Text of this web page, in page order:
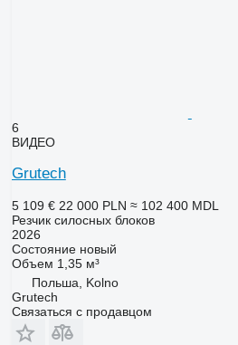
6
ВИДЕО
Grutech
5 109 € 22 000 PLN ≈ 102 400 MDL
Резчик силосных блоков
2026
Состояниеновый
Объем 1,35 м³
Польша, Kolno
Grutech
Связаться с продавцом